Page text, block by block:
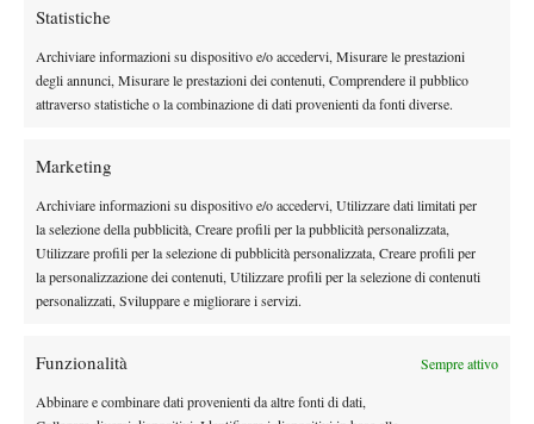
Statistiche
Archiviare informazioni su dispositivo e/o accedervi, Misurare le prestazioni
degli annunci, Misurare le prestazioni dei contenuti, Comprendere il pubblico
attraverso statistiche o la combinazione di dati provenienti da fonti diverse.
Marketing
Archiviare informazioni su dispositivo e/o accedervi, Utilizzare dati limitati per
la selezione della pubblicità, Creare profili per la pubblicità personalizzata,
Utilizzare profili per la selezione di pubblicità personalizzata, Creare profili per
la personalizzazione dei contenuti, Utilizzare profili per la selezione di contenuti
personalizzati, Sviluppare e migliorare i servizi.
Funzionalità Sempre attivo
Abbinare e combinare dati provenienti da altre fonti di dati,
permettendoci di inseguire obiettivi che altrimenti risulterebbero
molto più complicati da raggiungere”. Proprio come quello di
per gettare le basi del loro futuro con la racchetta.
IL CAMMINO DELLA MILANO TENNIS ACADEMY NELLA
FINAL EIGHT DI CARPI
Quarti di finale: Milano Tennis Academy b. Tennis Club Bolzano
2-1 (Lechner b. Danova 6-3 6-3, Rubicondo b. Bacher 4-6 6-3 6-
Semifinale: Milano Tennis Academy b. Circolo della Stampa
Sporting 2-1 (Rubicondo b. Bossotti 6-0 6-1, Pecorini b. Pincini